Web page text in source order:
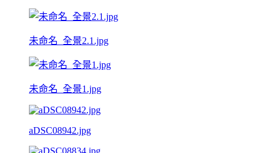
未命名_全景2.1.jpg
未命名_全景1.jpg
aDSC08942.jpg